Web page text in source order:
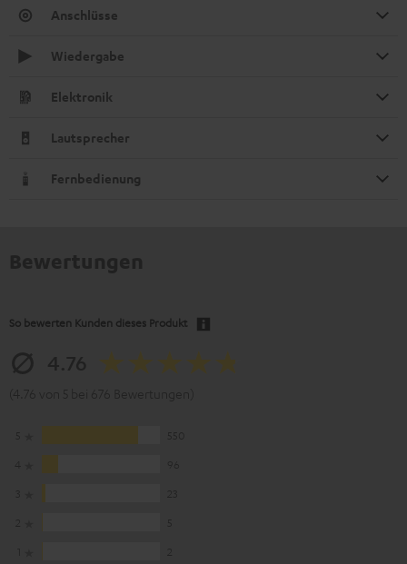
Anschlüsse
Wiedergabe
Elektronik
Lautsprecher
Fernbedienung
So bewerten Kunden dieses Produkt